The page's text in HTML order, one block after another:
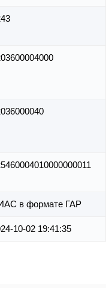
в формате ГАР
10-02 19:41:35